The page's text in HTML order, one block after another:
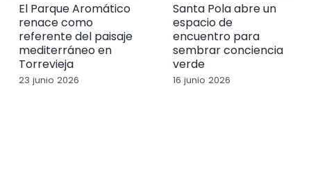
El Parque Aromático
renace como
referente del paisaje
mediterráneo en
Torrevieja
23 junio 2026
Santa Pola abre un
espacio de
encuentro para
sembrar conciencia
verde
16 junio 2026